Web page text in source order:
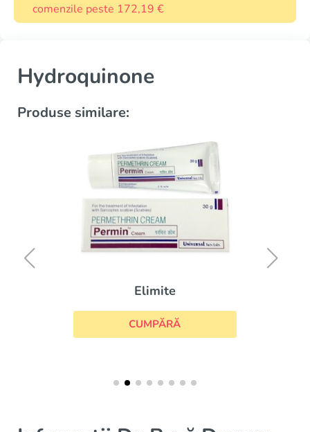
comenzile peste 172,19 €
Hydroquinone
Produse similare:
Elimite
CUMPĂRĂ